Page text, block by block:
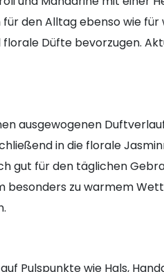
den Alltag ebenso wie
Düfte bevorzugen.
ausgewogenen
in die florale
gut für den täglichen
besonders zu warmem
Pulspunkte wie Hals,